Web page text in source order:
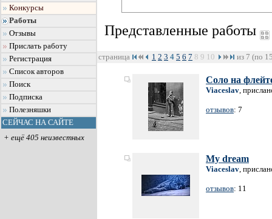
Конкурсы
Работы
Отзывы
Прислать работу
Регистрация
Список авторов
Поиск
Подписка
Полезняшки
СЕЙЧАС НА САЙТЕ
+ ещё 405 неизвестных
Представленные работы
страница 1 2 3 4 5 6 7 8 9 10 из 7 (по
Соло на
Viaceslav,
отзывов: 7
My dream
Viaceslav,
отзывов: 11